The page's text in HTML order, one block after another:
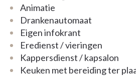
Animatie
Drankenautomaat
Eigen infokrant
Eredienst / vieringen
Kappersdienst / kapsalon
Keuken met bereiding ter